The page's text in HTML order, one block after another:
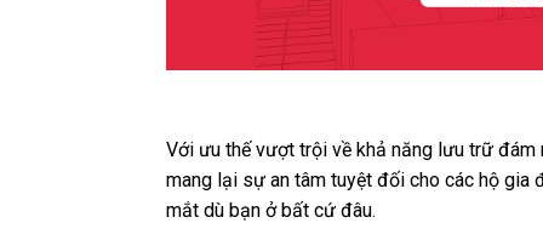
Với ưu thế vượt trội về khả năng lưu trữ
mang lại sự an tâm tuyệt đối cho các hộ gia
mắt dù bạn ở bất cứ đâu.